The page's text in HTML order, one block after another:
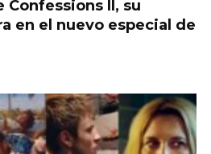
Confessions II, su
en el nuevo especial de